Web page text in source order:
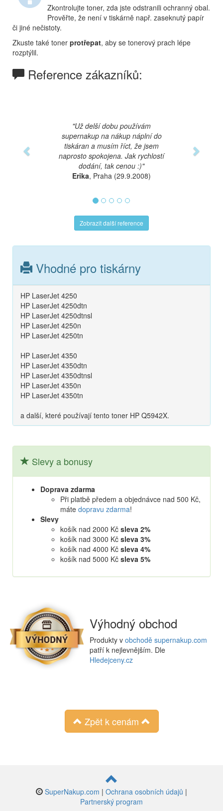
Zkontrolujte toner, zda jste odstranili ochranný obal.
Prověřte, že není v tiskárně např. zaseknutý papír
či jiné nečistoty.
Zkuste také toner protřepat, aby se tonerový prach lépe
rozptýlil.
Reference zákazníků:
"Už delší dobu používám
supernakup na nákup náplní do
tiskáran a musím říct, že jsem
naprosto spokojena. Jak rychlostí
dodání, tak cenou :)"
Erika, Praha (29.9.2008)
Zobrazit další reference
Vhodné pro tiskárny
HP LaserJet 4250
HP LaserJet 4250dtn
HP LaserJet 4250dtnsl
HP LaserJet 4250n
HP LaserJet 4250tn
HP LaserJet 4350
HP LaserJet 4350dtn
HP LaserJet 4350dtnsl
HP LaserJet 4350n
HP LaserJet 4350tn
a další, které používají tento toner HP Q5942X.
Slevy a bonusy
Doprava zdarma
Při platbě předem a objednávce nad 500 Kč,
máte dopravu zdarma!
Slevy
košík nad 2000 Kč sleva 2%
košík nad 3000 Kč sleva 3%
košík nad 4000 Kč sleva 4%
košík nad 5000 Kč sleva 5%
Výhodný obchod
Produkty v obchodě supernakup.com
patří k nejlevnějším. Dle
Hledejceny.cz
Zpět k cenám
SuperNakup.com | Ochrana osobních údajů |
Partnerský program